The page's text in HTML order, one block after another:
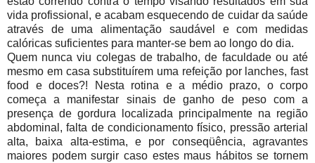
vida profissional, e acabam esquecendo de cuidar da saúde
através de uma alimentação saudável e com medidas
calóricas suficientes para manter-se bem ao longo do dia.
Quem nunca viu colegas de trabalho, de faculdade ou até
mesmo em casa substituírem uma refeição por lanches, fast
food e doces?! Nesta rotina e a médio prazo, o corpo
começa a manifestar sinais de ganho de peso com a
presença de gordura localizada principalmente na região
abdominal, falta de condicionamento físico, pressão arterial
alta, baixa alta-estima, e por conseqüência, agravantes
maiores podem surgir caso estes maus hábitos se tornem